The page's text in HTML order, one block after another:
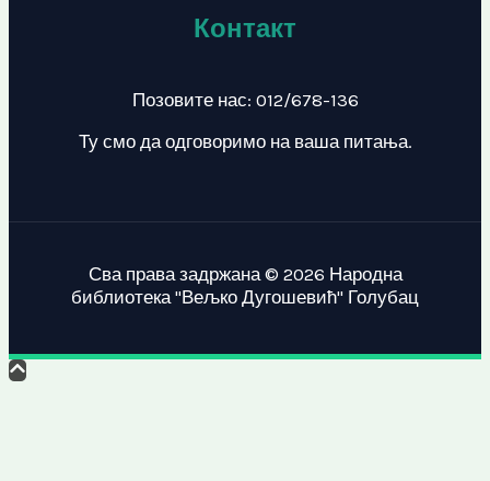
Контакт
Позовите нас: 012/678-136
Ту смо да одговоримо на ваша питања.
Сва права задржана © 2026 Народна
библиотека "Вељко Дугошевић" Голубац